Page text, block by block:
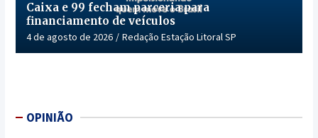
Caixa e 99 fecham parceria para
financiamento de veículos
4 de agosto de 2026 Redação Estação Litoral SP
OPINIÃO